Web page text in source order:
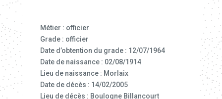
Métier : officier
Grade : officier
Date d’obtention du grade : 12/07/1964
Date de naissance : 02/08/1914
Lieu de naissance : Morlaix
Date de décès : 14/02/2005
Lieu de décès : Boulogne Billancourt